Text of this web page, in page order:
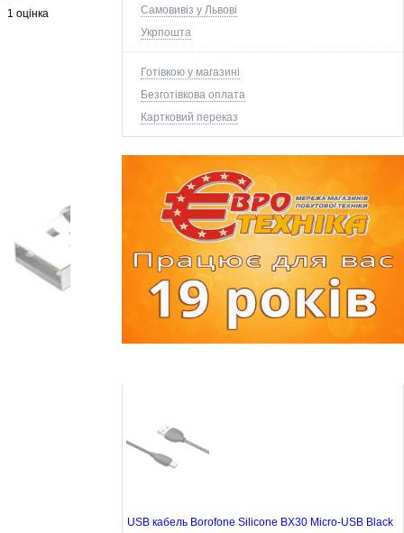
Самовивіз у Львові
Укрпошта
Готівкою у магазині
Безготівкова оплата
Картковий переказ
USB кабель Borofone Silicone BX30 Micro-USB Black
1 оцінка